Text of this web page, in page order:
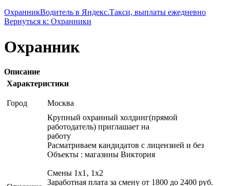
ОхранникВодитель в Яндекс.Такси, выплаты ежедневно
Вернуться к: Охранники
Охранник
Описание
Характеристики
Город Москва
Крупный охранный холдинг(прямой
работодатель) приглашает на
работу
Расматриваем кандидатов с лицензией и без
Объекты : магазины Виктория
Смены 1х1‚ 1х2
Заработная плата за смену от 1800 до 2400 руб.